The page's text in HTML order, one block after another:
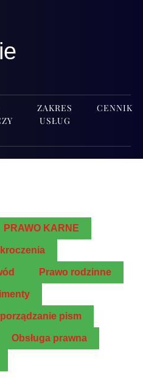
ZAKRES
USŁUG
CENNIK
PRAWO KARNE
Pra­wo rodzinne
pism
Obsłu­ga prawna